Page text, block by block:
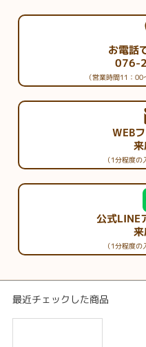
お電話
076-
（営業時間11：
WEB
（1分程度の
公式LINE
（1分程度の
最近チェックした商品